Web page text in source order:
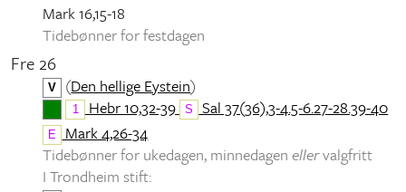
Mark 16,15-18
Tidebønner for festdagen
Fre 26
V (Den hellige Eystein)
1 Hebr 10,32-39 S Sal 37(36),3-4.5-6.27-28.39-40
E
Mark 4,26-34
Tidebønner for ukedagen, minnedagen ellervalgfritt
I Trondheim stift: